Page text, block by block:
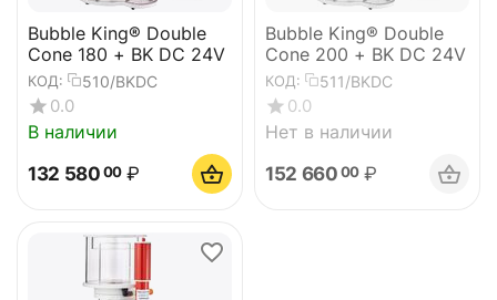
Bubble King® Double
Cone 180 + BK DC 24V
КОД: 510/BKDC
0.0
В наличии
132 580 00 ₽
Bubble King® Double
Cone 200 + BK DC 24V
КОД: 511/BKDC
0.0
Нет в наличии
152 660 00 ₽